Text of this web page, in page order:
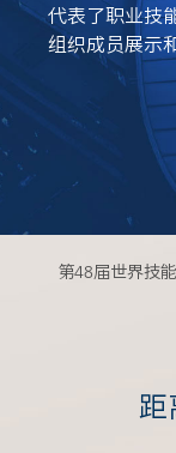
代表了职业技
组织成员展示
第48届世界技
距